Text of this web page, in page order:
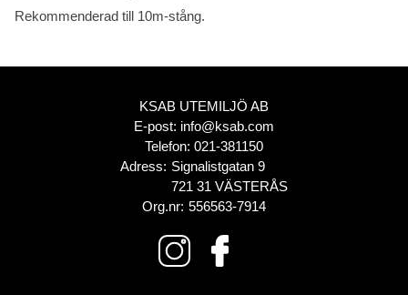
Rekommenderad till 10m-stång.
KSAB UTEMILJÖ AB
E-post: info@ksab.com
Telefon: 021-381150
Adress: Signalistgatan 9
721 31 VÄSTERÅS
Org.nr: 556563-7914